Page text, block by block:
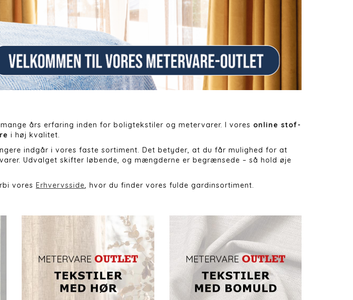
års erfaring inden for boligtekstiler og metervarer. I vores online stof-
i høj kvalitet.
indgår i vores faste sortiment. Det betyder, at du får mulighed for at
Udvalget skifter løbende, og mængderne er begrænsede – så hold øje
vores Erhvervsside, hvor du finder vores fulde gardinsortiment.